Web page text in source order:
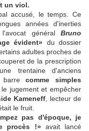
un viol.
accusé, le temps. Ce
années d'inerties
général Bruno
évident» du dossier
adultes proches de
de la prescription
trentaine d'anciens
barrecomme simples
jugement et empêcher
Kameneff , lecteur de
le fruit.
pas d'époque, je
procès !»avait lancé